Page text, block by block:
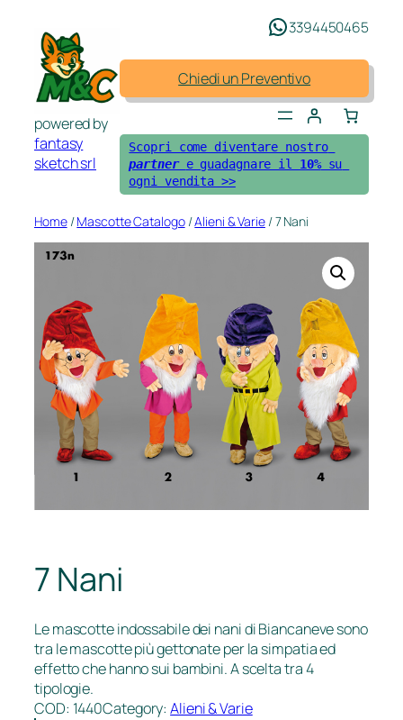
contenuto
powered by
fantasy
sketch srl
3394450465
Chiedi un Preventivo
Scopri come diventare nostro
partner e guadagnare il 10% su
ogni vendita >>
Home/Mascotte Catalogo/Alieni & Varie/ 7 Nani
7 Nani
Le mascotte indossabile dei nani di Biancaneve sono
tra le mascotte più gettonate per la simpatia ed
effetto che hanno sui bambini. A scelta tra 4
tipologie.
COD: 1440Category:Alieni & Varie